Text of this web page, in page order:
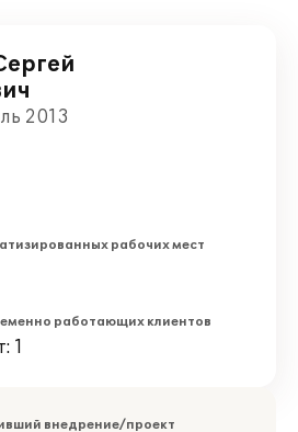
2013
рабочих мест
работающих клиентов
1
внедрение/проект